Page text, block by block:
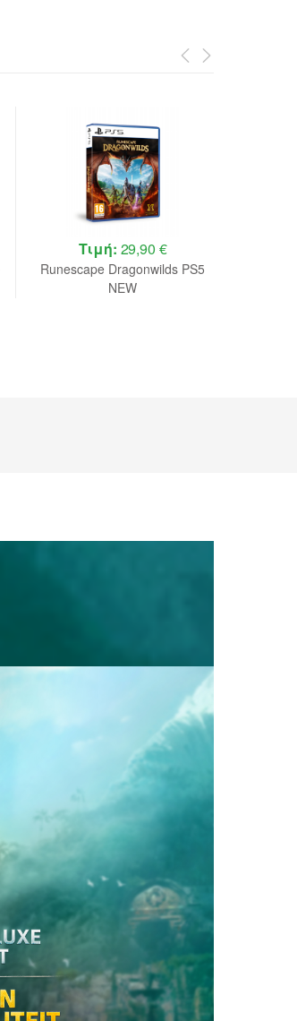
Τιμή: 29,90 €
Runescape Dragonwilds PS5
NEW